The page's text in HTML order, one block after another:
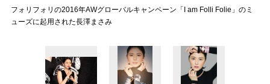
フォリフォリの2016年AWグローバルキャンペーン「I am Folli Folie」のミ
ューズに起用された長澤まさみ